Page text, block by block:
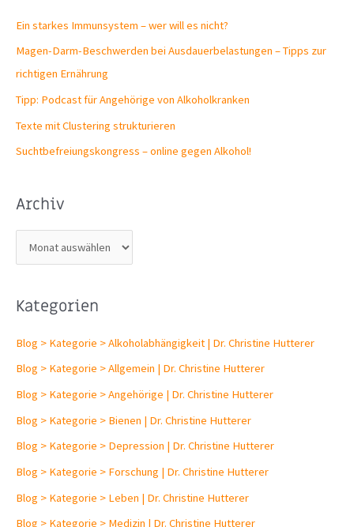
Ein starkes Immunsystem – wer will es nicht?
Magen-Darm-Beschwerden bei Ausdauerbelastungen – Tipps zur
richtigen Ernährung
Tipp: Podcast für Angehörige von Alkoholkranken
Texte mit Clustering strukturieren
Suchtbefreiungs­kongress – online gegen Alkohol!
Archiv
r
h
Kategorien
Blog > Kategorie > Alkoholabhängigkeit | Dr. Christine Hutterer
Blog > Kategorie > Allgemein | Dr. Christine Hutterer
Blog > Kategorie > Angehörige | Dr. Christine Hutterer
Blog > Kategorie > Bienen | Dr. Christine Hutterer
Blog > Kategorie > Depression | Dr. Christine Hutterer
Blog > Kategorie > Forschung | Dr. Christine Hutterer
Blog > Kategorie > Leben | Dr. Christine Hutterer
Blog > Kategorie > Medizin | Dr. Christine Hutterer